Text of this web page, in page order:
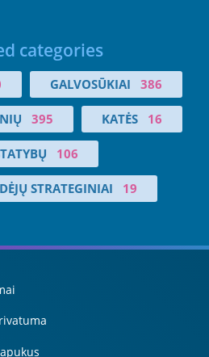
categories
GALVOSŪKIAI 386
395 KATĖS 16
106
STRATEGINIAI 19